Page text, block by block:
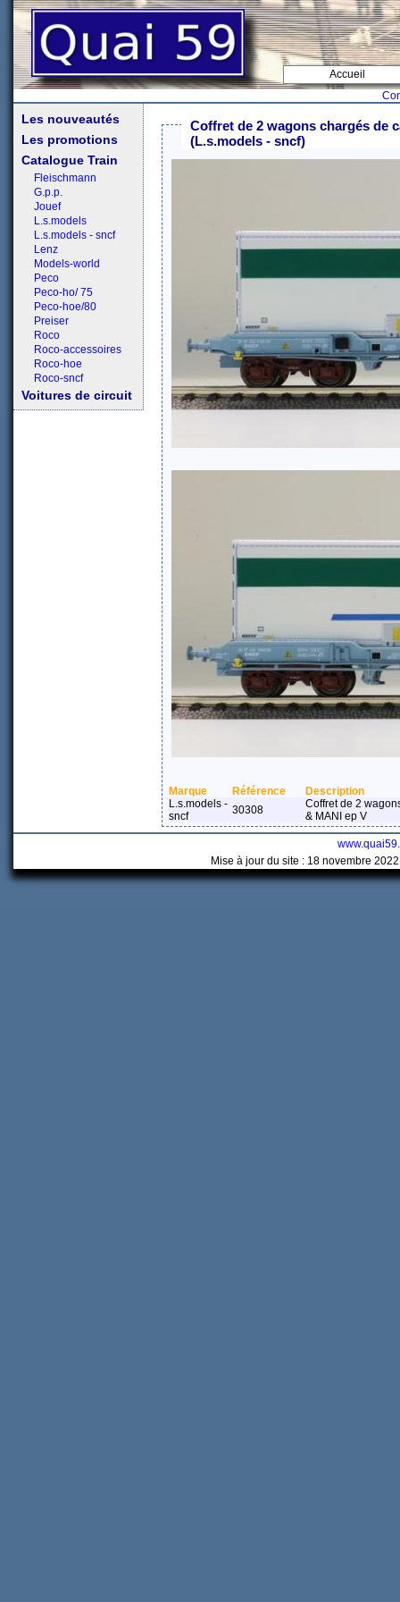
Accueil
Les nouveautés
Les promotions
Catalogue Train
Fleischmann
G.p.p.
Jouef
L.s.models
L.s.models - sncf
Lenz
Models-world
Peco
Peco-ho/ 75
Peco-hoe/80
Preiser
Roco
Roco-accessoires
Roco-hoe
Roco-sncf
Voitures de circuit
Coffret de 2 wagons chargés de
(L.s.models - sncf)
Marque Référence
Description
L.s.models -
sncf
30308
Coffret de 2
& MANI ep V
Mise à jour du site : 18 novembre